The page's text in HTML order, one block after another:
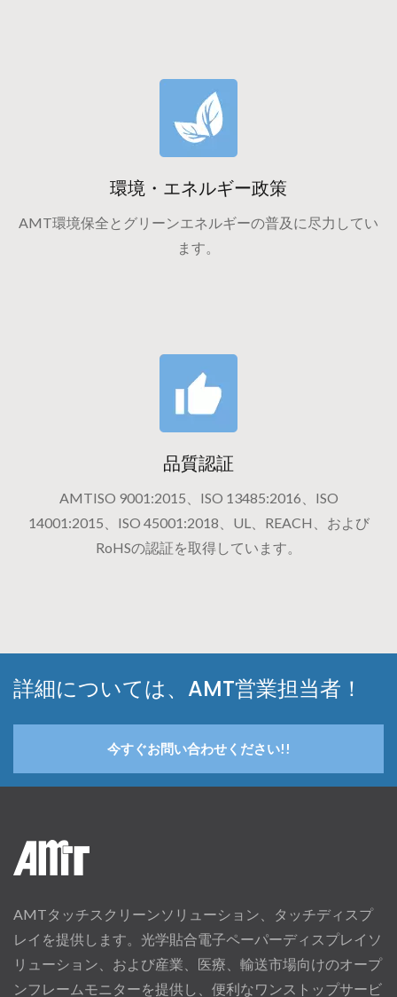
環境・エネルギー政策
AMT環境保全とグリーンエネルギーの普及に尽力してい
ます。
品質認証
AMTISO 9001:2015、ISO 13485:2016、ISO
14001:2015、ISO 45001:2018、UL、REACH、および
RoHSの認証を取得しています。
詳細については、AMT営業担当者！
今すぐお問い合わせください!!
AMTタッチスクリーンソリューション、タッチディスプ
レイを提供します。光学貼合電子ペーパーディスプレイソ
リューション、および産業、医療、輸送市場向けのオープ
ンフレームモニターを提供し、便利なワンストップサービ